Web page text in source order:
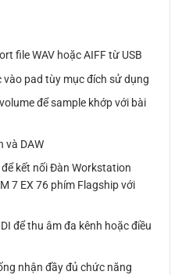
file WAV hoặc AIFF từ USB
pad tùy mục đích sử dụng
để sample khớp với bài
và DAW
để kết nối Đàn Workstation
7 EX 76 phím Flagship với
để thu âm đa kênh hoặc điều
nhận đầy đủ chức năng